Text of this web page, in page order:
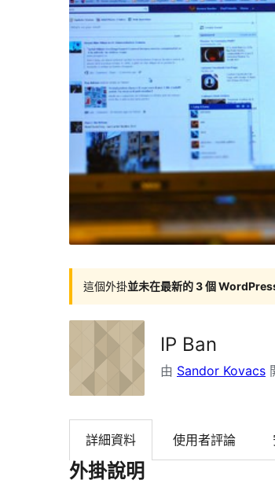
這個外掛並未在最新的 3 個
IP Ban
由 Sandor Kovacs
詳細資料 使用者評論
外掛說明